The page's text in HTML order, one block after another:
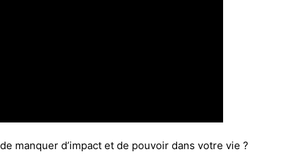
manquer d’impact et de pouvoir dans votre vie ?